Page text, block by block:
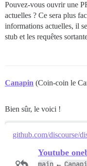
Pouvez-vous ouvrir une
actuelles ? Ce sera plus
informations actuelles, il
stub et les requêtes
Canapin (Coin-coin le
Bien sûr, le voici !
github.com/discourse/
Youtube
main ←